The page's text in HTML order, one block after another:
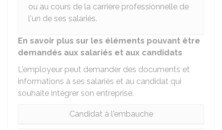
ou au cours de la carrière professionnelle de
l'un de ses salariés.
En savoir plus sur les éléments pouvant être
demandés aux salariés et aux candidats
L'employeur peut demander des documents et
informations à ses salariés et au candidat qui
souhaite intégrer son entreprise.
Candidat à l'embauche